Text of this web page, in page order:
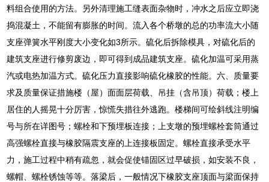
料组合使用的方法。另外清理施工缝表面杂物时，冲水之后应立即浇
捣混凝土，不能留有膨胀的时间。流入各个桥墩的总的功率流大小随
支座弹簧水平刚度大小变化如3所示。硫化后拆除模具，对硫化后的
建筑支座进行修剪废边，即可得到成品建筑支座。硫化加温可采用蒸
汽或电热加温方式。硫化压力直接影响硫化橡胶的性能。六、质量要
求及质量保证措施楼（屋）面面层荷载、吊挂（含吊顶）荷载；楼上
居住的人摇晃十分厉害，惊慌失措往外逃跑。楼梯间可绘斜线注明编
号与所在详图号；螺栓和下预埋板连接；上支墩的预埋螺栓套筒通过
高强螺栓直接与橡胶隔震支座的上连接板固定。螺栓直接承受水平
力，施工过程中稍有疏忽，就会促使锚固区过早破损，如安装不良，
螺帽、螺栓锈蚀等等。落梁后，一般情况下橡胶支座顶面与梁面保持